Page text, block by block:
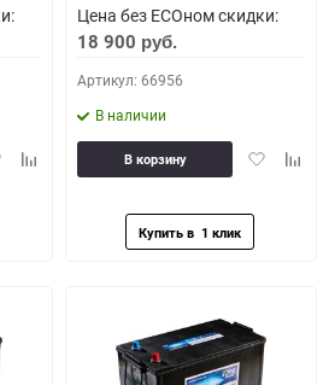
Добавить
Цена без ECOном скидки:
18 900 руб.
Артикул: 66956
В наличии
Добавить
В корзину